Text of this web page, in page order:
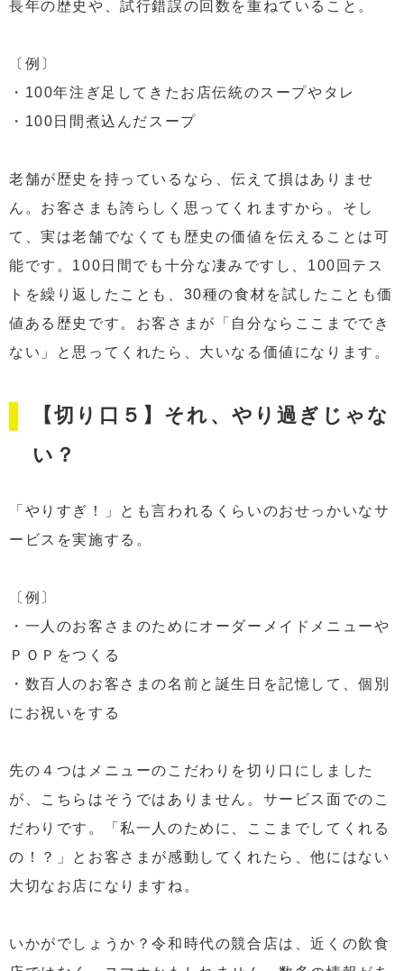
長年の歴史や、試行錯誤の回数を重ねていること。
〔例〕
・100年注ぎ足してきたお店伝統のスープやタレ
・100日間煮込んだスープ
老舗が歴史を持っているなら、伝えて損はありませ
ん。お客さまも誇らしく思ってくれますから。そし
て、実は老舗でなくても歴史の価値を伝えることは可
能です。100日間でも十分な凄みですし、100回テス
トを繰り返したことも、30種の食材を試したことも価
値ある歴史です。お客さまが「自分ならここまででき
ない」と思ってくれたら、大いなる価値になります。
【切り口５】それ、やり過ぎじゃな
い？
「やりすぎ！」とも言われるくらいのおせっかいなサ
ービスを実施する。
〔例〕
・一人のお客さまのためにオーダーメイドメニューや
ＰＯＰをつくる
・数百人のお客さまの名前と誕生日を記憶して、個別
にお祝いをする
先の４つはメニューのこだわりを切り口にしました
が、こちらはそうではありません。サービス面でのこ
だわりです。「私一人のために、ここまでしてくれる
の！？」とお客さまが感動してくれたら、他にはない
大切なお店になりますね。
いかがでしょうか？令和時代の競合店は、近くの飲食